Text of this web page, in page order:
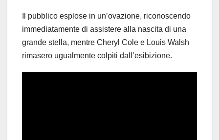
Il pubblico esplose in un’ovazione, riconoscendo
immediatamente di assistere alla nascita di una
grande stella, mentre Cheryl Cole e Louis Walsh
rimasero ugualmente colpiti dall’esibizione.